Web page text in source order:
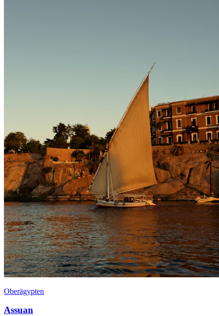
Oberägypten
Assuan